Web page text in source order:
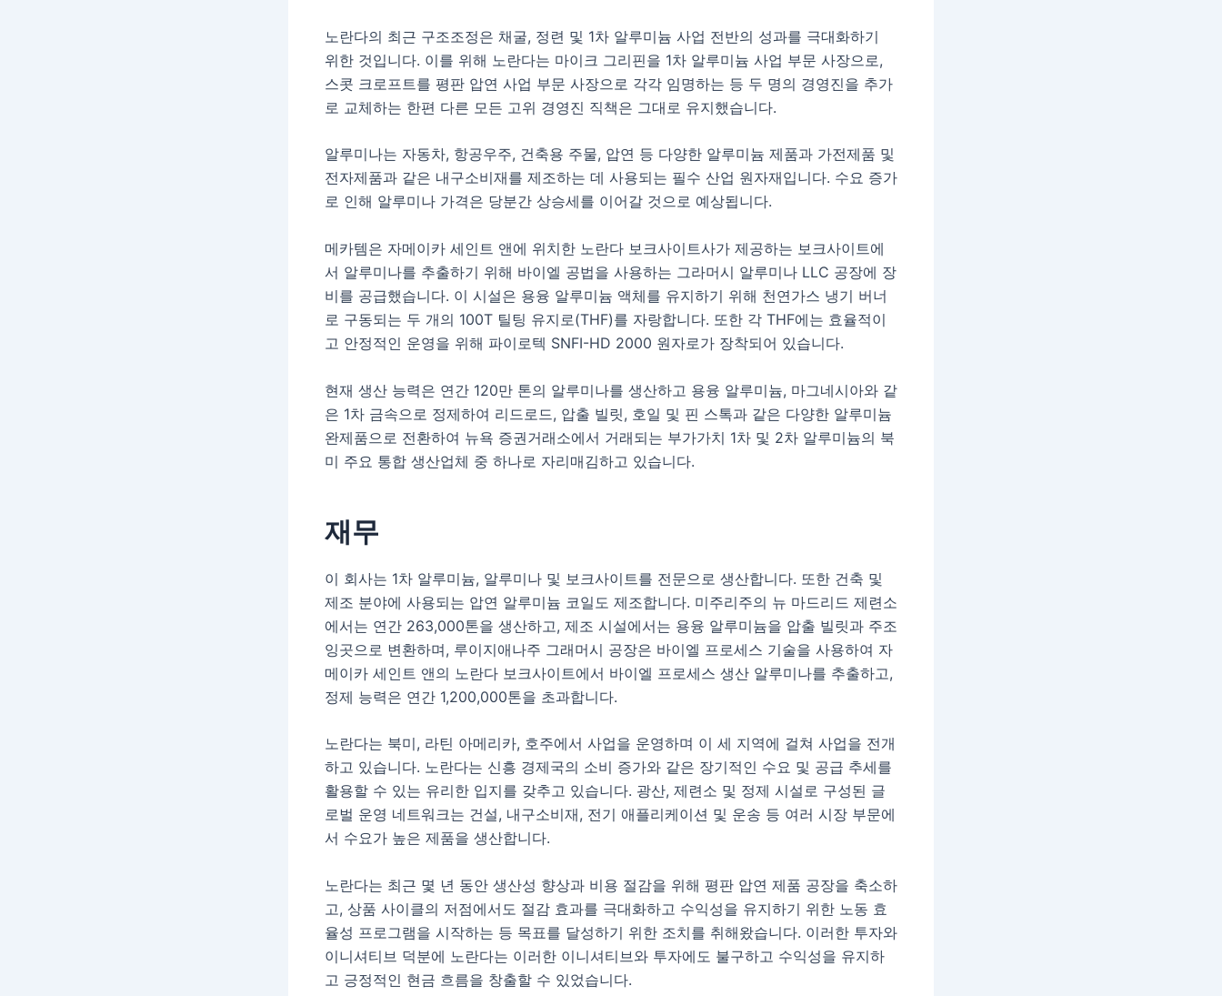
노란다의 최근 구조조정은 채굴, 정련 및 1차 알루미늄 사업 전반의 성과를 극대화하기
위한 것입니다. 이를 위해 노란다는 마이크 그리핀을 1차 알루미늄 사업 부문 사장으로,
스콧 크로프트를 평판 압연 사업 부문 사장으로 각각 임명하는 등 두 명의 경영진을 추가
로 교체하는 한편 다른 모든 고위 경영진 직책은 그대로 유지했습니다.
알루미나는 자동차, 항공우주, 건축용 주물, 압연 등 다양한 알루미늄 제품과 가전제품 및
전자제품과 같은 내구소비재를 제조하는 데 사용되는 필수 산업 원자재입니다. 수요 증가
로 인해 알루미나 가격은 당분간 상승세를 이어갈 것으로 예상됩니다.
메카템은 자메이카 세인트 앤에 위치한 노란다 보크사이트사가 제공하는 보크사이트에
서 알루미나를 추출하기 위해 바이엘 공법을 사용하는 그라머시 알루미나 LLC 공장에 장
비를 공급했습니다. 이 시설은 용융 알루미늄 액체를 유지하기 위해 천연가스 냉기 버너
로 구동되는 두 개의 100T 틸팅 유지로(THF)를 자랑합니다. 또한 각 THF에는 효율적이
고 안정적인 운영을 위해 파이로텍 SNFI-HD 2000 원자로가 장착되어 있습니다.
현재 생산 능력은 연간 120만 톤의 알루미나를 생산하고 용융 알루미늄, 마그네시아와 같
은 1차 금속으로 정제하여 리드로드, 압출 빌릿, 호일 및 핀 스톡과 같은 다양한 알루미늄
완제품으로 전환하여 뉴욕 증권거래소에서 거래되는 부가가치 1차 및 2차 알루미늄의 북
미 주요 통합 생산업체 중 하나로 자리매김하고 있습니다.
재무
이 회사는 1차 알루미늄, 알루미나 및 보크사이트를 전문으로 생산합니다. 또한 건축 및
제조 분야에 사용되는 압연 알루미늄 코일도 제조합니다. 미주리주의 뉴 마드리드 제련소
에서는 연간 263,000톤을 생산하고, 제조 시설에서는 용융 알루미늄을 압출 빌릿과 주조
잉곳으로 변환하며, 루이지애나주 그래머시 공장은 바이엘 프로세스 기술을 사용하여 자
메이카 세인트 앤의 노란다 보크사이트에서 바이엘 프로세스 생산 알루미나를 추출하고,
정제 능력은 연간 1,200,000톤을 초과합니다.
노란다는 북미, 라틴 아메리카, 호주에서 사업을 운영하며 이 세 지역에 걸쳐 사업을 전개
하고 있습니다. 노란다는 신흥 경제국의 소비 증가와 같은 장기적인 수요 및 공급 추세를
활용할 수 있는 유리한 입지를 갖추고 있습니다. 광산, 제련소 및 정제 시설로 구성된 글
로벌 운영 네트워크는 건설, 내구소비재, 전기 애플리케이션 및 운송 등 여러 시장 부문에
서 수요가 높은 제품을 생산합니다.
노란다는 최근 몇 년 동안 생산성 향상과 비용 절감을 위해 평판 압연 제품 공장을 축소하
고, 상품 사이클의 저점에서도 절감 효과를 극대화하고 수익성을 유지하기 위한 노동 효
율성 프로그램을 시작하는 등 목표를 달성하기 위한 조치를 취해왔습니다. 이러한 투자와
이니셔티브 덕분에 노란다는 이러한 이니셔티브와 투자에도 불구하고 수익성을 유지하
고 긍정적인 현금 흐름을 창출할 수 있었습니다.